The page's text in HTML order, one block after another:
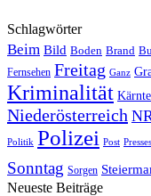
Schlagwörter
Beim Bild Boden Brand
Fernsehen Freitag Ganz
Kriminalität
Niederösterreich
Politik Polizei Post
Sonntag Sorgen
Neueste Beiträge